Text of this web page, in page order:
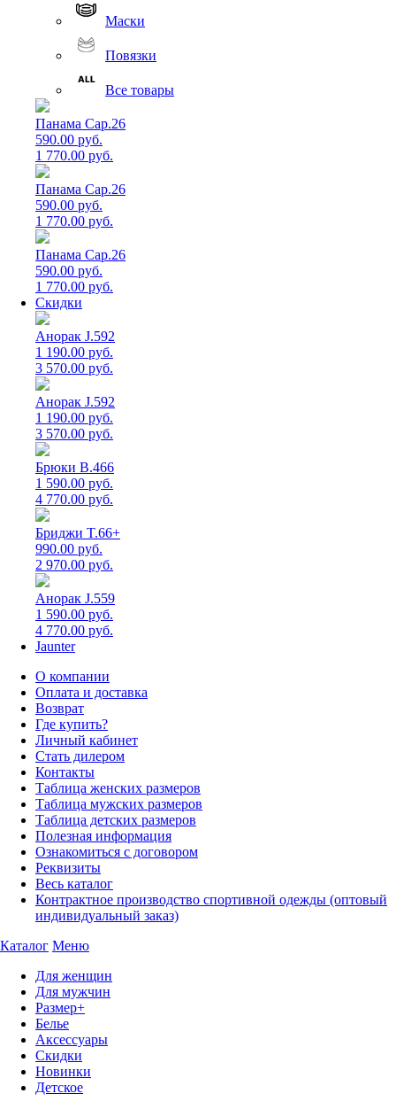
Маски
Повязки
Все товары
Панама Cap.26
590.00 руб.
1 770.00 руб.
Панама Cap.26
590.00 руб.
1 770.00 руб.
Панама Cap.26
590.00 руб.
1 770.00 руб.
Скидки
Анорак J.592
1 190.00 руб.
3 570.00 руб.
Анорак J.592
1 190.00 руб.
3 570.00 руб.
Брюки B.466
1 590.00 руб.
4 770.00 руб.
Бриджи T.66+
990.00 руб.
2 970.00 руб.
Анорак J.559
1 590.00 руб.
4 770.00 руб.
Jaunter
О компании
Оплата и доставка
Возврат
Где купить?
Личный кабинет
Стать дилером
Контакты
Таблица женских размеров
Таблица мужских размеров
Таблица детских размеров
Полезная информация
Ознакомиться с договором
Реквизиты
Весь каталог
Контрактное производство спортивной одежды (оптовый
индивидуальный заказ)
Каталог Меню
Для женщин
Для мужчин
Размер+
Белье
Аксессуары
Скидки
Новинки
Детское